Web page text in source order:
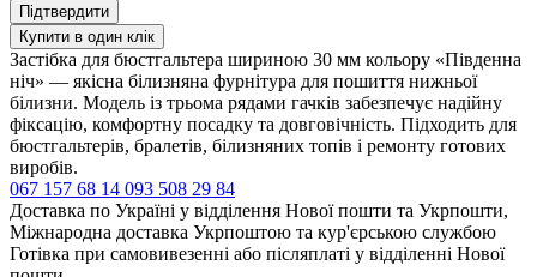
Підтвердити
Купити в один клік
Застібка для бюстгальтера шириною 30 мм кольору «Південна
ніч» — якісна білизняна фурнітура для пошиття нижньої
білизни. Модель із трьома рядами гачків забезпечує надійну
фіксацію, комфортну посадку та довговічність. Підходить для
бюстгальтерів, бралетів, білизняних топів і ремонту готових
виробів.
067 157 68 14 093 508 29 84
Доставка по Україні у відділення Нової пошти та Укрпошти,
Міжнародна доставка Укрпоштою та кур'єрською службою
Готівка при самовивезенні або післяплаті у відділенні Нової